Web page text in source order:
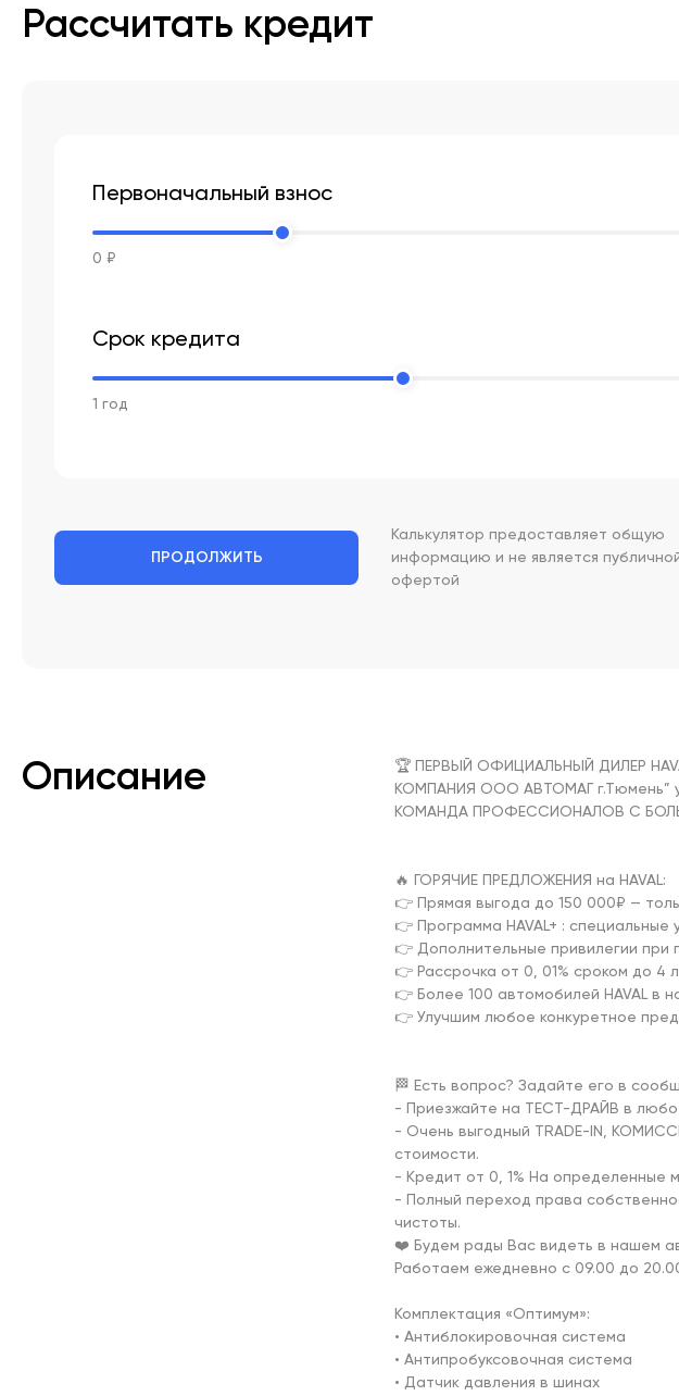
Рассчитать кредит
Первоначальный взнос
0 ₽
Срок кредита
1 год
Калькулятор предоставляет общую
информацию и не является
офертой
ПРОДОЛЖИТЬ
Описание
🏆 ПЕРВЫЙ ОФИЦИАЛЬНЫЙ ДИЛЕР
КОМПАНИЯ ООО АВТОМАГ г.Тюмень”
КОМАНДА ПРОФЕССИОНАЛОВ С
🔥 ГОРЯЧИЕ ПРЕДЛОЖЕНИЯ на HAVAL:
👉 Прямая выгода до 150 000₽ —
👉 Программа HAVAL+ :
👉 Дополнительные привилегии при
👉 Рассрочка от 0, 01% сроком до 4
👉 Более 100 автомобилей HAVAL в
👉 Улучшим любое конкуретное
🏁 Есть вопрос? Задайте его в
- Приезжайте на ТЕСТ-ДРАЙВ в
- Очень выгодный TRADE-IN,
стоимости.
- Кредит от 0, 1% На определенные
- Полный переход права
чистоты.
❤️ Будем рады Вас видеть в нашем
Работаем ежедневно с 09.00 до
Комплектация «Оптимум»:
• Антиблокировочная система
• Антипробуксовочная система
• Датчик давления в шинах